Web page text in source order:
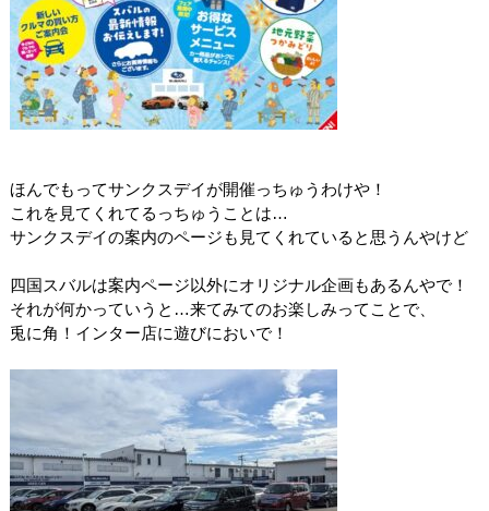
ほんでもってサンクスデイが開催っちゅうわけや！
これを見てくれてるっちゅうことは…
サンクスデイの案内のページも見てくれていると思うんやけど
四国スバルは案内ページ以外にオリジナル企画もあるんやで！
それが何かっていうと…来てみてのお楽しみってことで、
兎に角！インター店に遊びにおいで！